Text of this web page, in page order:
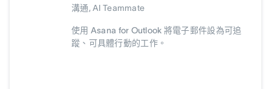
溝通, AI Teammate
使用 Asana for Outlook 將電子郵件設為可追
蹤、可具體行動的工作。